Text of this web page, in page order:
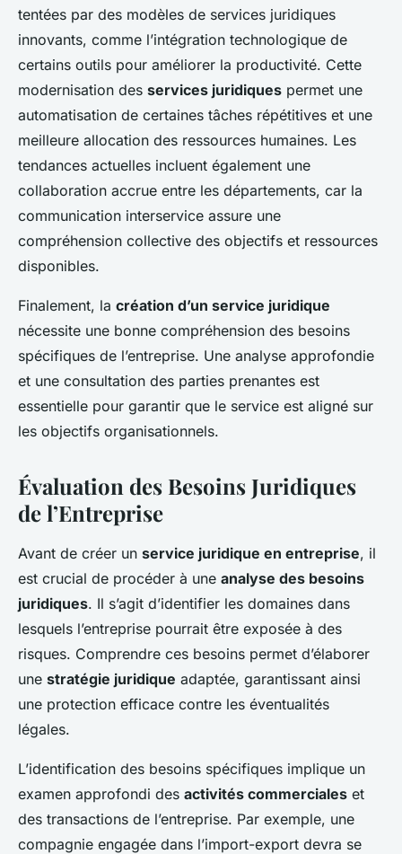
tentées par des modèles de services juridiques
innovants, comme l’intégration technologique de
certains outils pour améliorer la productivité. Cette
modernisation des services juridiques permet une
automatisation de certaines tâches répétitives et une
meilleure allocation des ressources humaines. Les
tendances actuelles incluent également une
collaboration accrue entre les départements, car la
communication interservice assure une
compréhension collective des objectifs et ressources
disponibles.
Finalement, la création d’un service juridique
nécessite une bonne compréhension des besoins
spécifiques de l’entreprise. Une analyse approfondie
et une consultation des parties prenantes est
essentielle pour garantir que le service est aligné sur
les objectifs organisationnels.
Évaluation des Besoins Juridiques
de l’Entreprise
Avant de créer un service juridique en entreprise, il
est crucial de procéder à une analyse des besoins
juridiques. Il s’agit d’identifier les domaines dans
lesquels l’entreprise pourrait être exposée à des
risques. Comprendre ces besoins permet d’élaborer
une stratégie juridique adaptée, garantissant ainsi
une protection efficace contre les éventualités
légales.
L’identification des besoins spécifiques implique un
examen approfondi des activités commerciales et
des transactions de l’entreprise. Par exemple, une
compagnie engagée dans l’import-export devra se